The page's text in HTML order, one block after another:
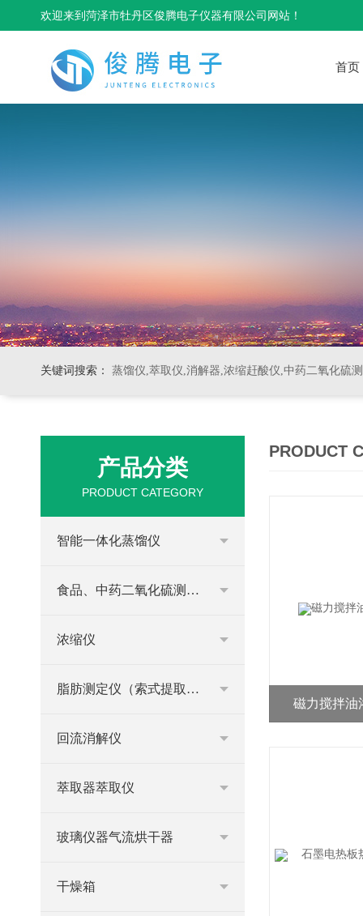
欢迎来到菏泽市牡丹区俊腾电子仪器有限公司网站！
首页
关键词搜索： 蒸馏仪,萃取仪,消解器,浓缩赶酸仪,中药二氧化硫
产品分类
PRODUCT CATEGORY
智能一体化蒸馏仪
食品、中药二氧化硫测定仪
浓缩仪
脂肪测定仪（索式提取器）
回流消解仪
萃取器萃取仪
玻璃仪器气流烘干器
干燥箱
PRODUCT
磁力搅拌油